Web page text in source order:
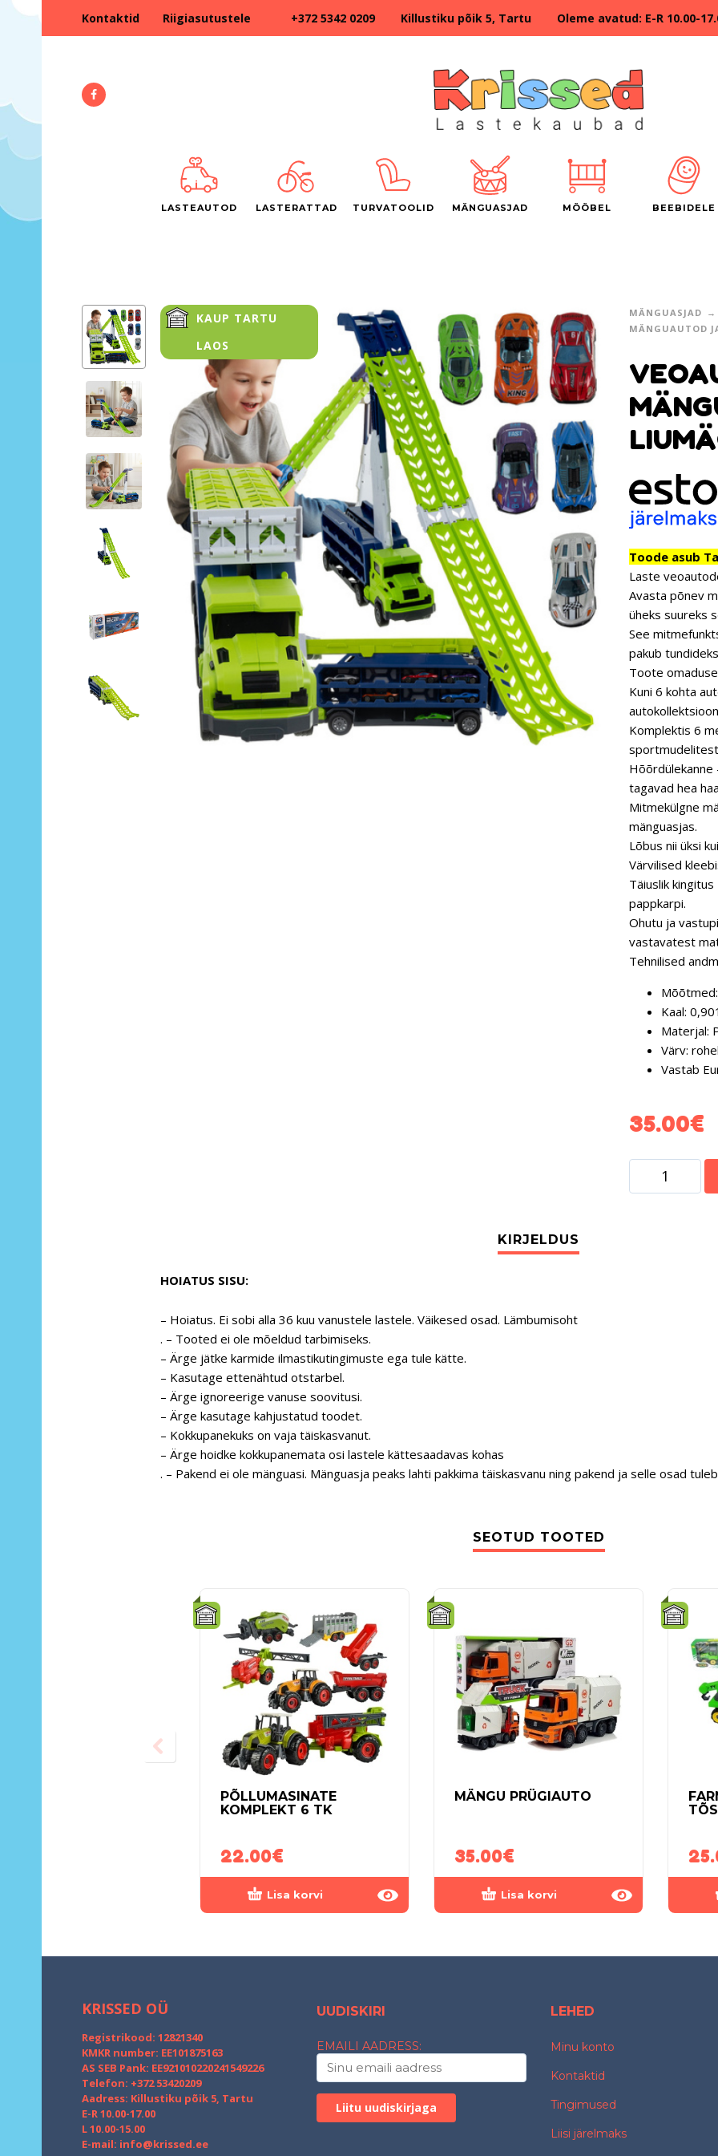
Kontaktid Riigiasutustele +372 5342 0209 Killustiku põik 5, Tartu Oleme avatud: E-R 10.00-
LASTEAUTOD LASTERATTAD TURVATOOLID MÄNGUASJAD MÖÖBEL BEEBIDELE
KAUP TARTU
LAOS
MÄNGUASJAD
MÄNGUAUTOD
Toode asub
Laste
Avasta põnev
üheks suureks
See
pakub
Toote
Kuni 6 kohta
Komplektis 6
Hõõrdülekanne
tagavad hea
Mitmekülgne
mänguasjas.
Lõbus nii üksi
Värvilised
Täiuslik
pappkarpi.
Ohutu ja
vastavatest
Tehnilised
Kaal:
Materjal:
Värv:
Vastab
35.00€
HOIATUS SISU:
– Hoiatus. Ei sobi alla 36 kuu vanustele lastele. Väikesed osad. Lämbumisoht
. – Tooted ei ole mõeldud tarbimiseks.
– Ärge jätke karmide ilmastikutingimuste ega tule kätte.
– Kasutage ettenähtud otstarbel.
– Ärge ignoreerige vanuse soovitusi.
– Ärge kasutage kahjustatud toodet.
– Kokkupanekuks on vaja täiskasvanut.
– Ärge hoidke kokkupanemata osi lastele kättesaadavas kohas
. – Pakend ei ole mänguasi. Mänguasja peaks lahti pakkima täiskasvanu ning pakend ja selle osad
SEOTUD TOOTED
PÕLLUMASINATE
KOMPLEKT 6 TK
22.00€
Lisa korvi
MÄNGU PRÜGIAUTO
35.00€
Lisa korvi
KRISSED OÜ
Registrikood: 12821340
KMKR number: EE101875163
AS SEB Pank: EE921010220241549226
Telefon: +372 53420209
Aadress: Killustiku põik 5, Tartu
E-R 10.00-17.00
L 10.00-15.00
E-mail: info@krissed.ee
UUDISKIRI
EMAILI AADRESS:
LEHED
Minu konto
Kontaktid
Tingimused
Liisi järelmaks